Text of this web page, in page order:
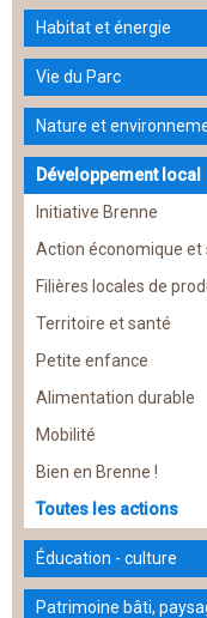
Habitat et énergie
Vie du Parc
Nature et
Développement local
Initiative Brenne
Action économique et
Filières locales de
Territoire et santé
Petite enfance
Alimentation durable
Mobilité
Bien en Brenne !
Toutes les actions
Éducation - culture
Patrimoine bâti,